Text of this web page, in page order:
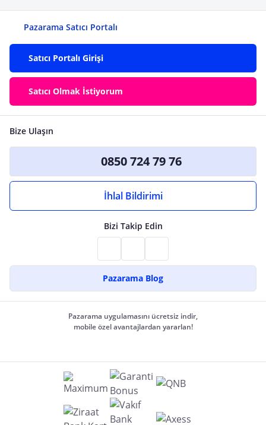
Pazarama Satıcı Portalı
Satıcı Portalı Girişi
Satıcı Olmak İstiyorum
Bize Ulaşın
0850 724 79 76
İhlal Bildirimi
Bizi Takip Edin
Pazarama Blog
Pazarama uygulamasını ücretsiz indir,
mobile özel avantajlardan yararlan!